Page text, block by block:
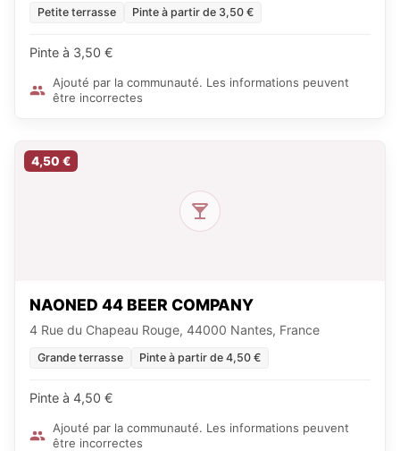
Petite terrasse Pinte à partir de 3,50 €
Pinte à 3,50 €
Ajouté par la communauté. Les informations peuvent
être incorrectes
4,50 €
NAONED 44 BEER COMPANY
4 Rue du Chapeau Rouge, 44000 Nantes, France
Grande terrasse Pinte à partir de 4,50 €
Pinte à 4,50 €
Ajouté par la communauté. Les informations peuvent
être incorrectes